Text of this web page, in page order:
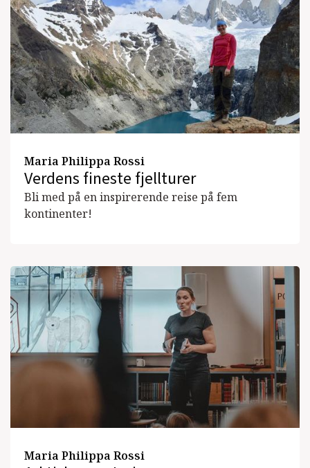
Maria Philippa Rossi
Verdens fineste fjellturer
Bli med på en inspirerende reise på fem
kontinenter!
Maria Philippa Rossi